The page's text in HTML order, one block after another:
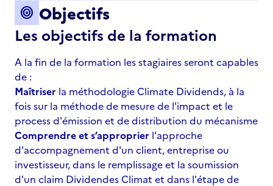
target Objectifs
Les objectifs de la formation
A la fin de la formation les stagiaires seront capables
de :
Maîtriser la méthodologie Climate Dividends, à la
fois sur la méthode de mesure de l'impact et le
process d'émission et de distribution du mécanisme
Comprendre et s’approprier l'approche
d'accompagnement d'un client, entreprise ou
investisseur, dans le remplissage et la soumission
d'un claim Dividendes Climat et dans l'étape de